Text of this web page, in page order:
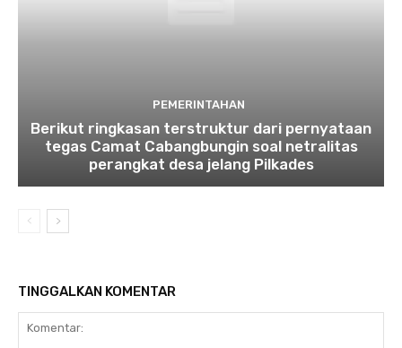
PEMERINTAHAN
Berikut ringkasan terstruktur dari pernyataan
tegas Camat Cabangbungin soal netralitas
perangkat desa jelang Pilkades
TINGGALKAN KOMENTAR